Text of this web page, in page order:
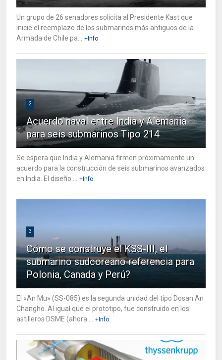
Un grupo de 26 senadores solicita al Presidente Kast que
inicie el reemplazo de los submarinos más antiguos de la
Armada de Chile pa...
+Info
2
Acuerdo naval entre India y Alemania
para seis submarinos Tipo 214
Se espera que India y Alemania firmen próximamente un
acuerdo para la construcción de seis submarinos avanzados
en India. El diseño ...
+Info
3
Cómo se construye el KSS-III, el
submarino sudcoreano referencia para
Polonia, Canada y Perú?
El «An Mu» (SS-085) es la segunda unidad del tipo Dosan An
Changho. Al igual que el prototipo, fue construido en los
astilleros DSME (ahora ...
+Info